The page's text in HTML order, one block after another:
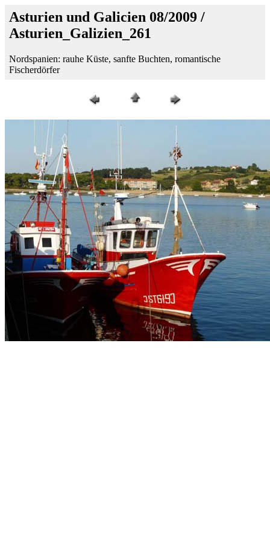
Asturien und Galicien 08/2009 /
Asturien_Galizien_261
Nordspanien: rauhe Küste, sanfte Buchten, romantische
Fischerdörfer